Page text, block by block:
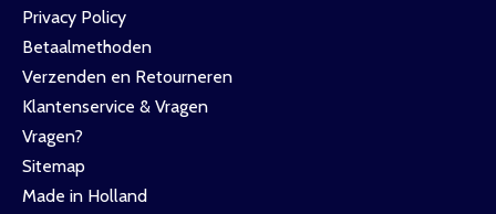
Privacy Policy
Betaalmethoden
Verzenden en Retourneren
Klantenservice & Vragen
Vragen?
Sitemap
Made in Holland